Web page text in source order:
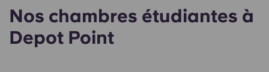
Nos chambres étudiantes à
Depot Point